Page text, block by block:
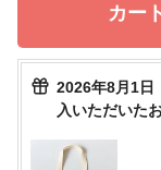
カー
2026年8月1日
入いただいた